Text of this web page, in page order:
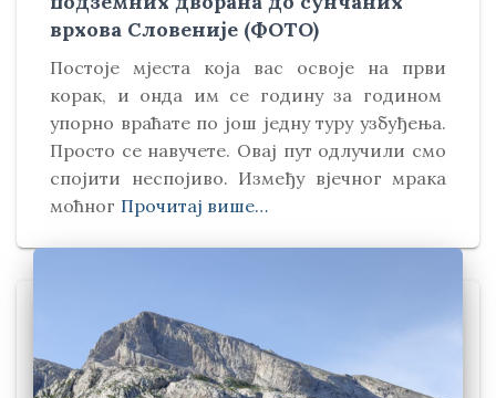
врхова Словеније (ФОТО)
Постоје мјеста која вас освоје на први
корак, и онда им се годину за годином
упорно враћате по још једну туру узбуђења.
Просто се навучете. Овај пут одлучили смо
спојити неспојиво. Између вјечног мрака
моћног Прочитај више…